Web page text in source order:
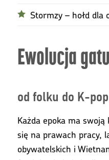
Stormzy – hołd dla
Ewolucja
od folku do K-
Każda epoka ma swoją
się na prawach pracy,
obywatelskich i